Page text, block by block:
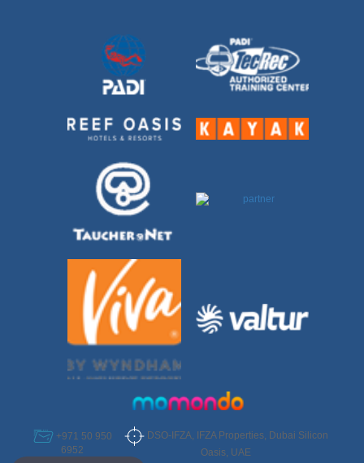
+971 50 950
6952
DSO-IFZA, IFZA Properties, Dubai Silicon
Oasis, UAE
Select Destination